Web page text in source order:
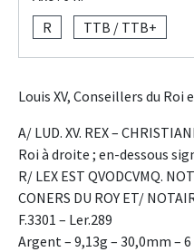
R
TTB / TTB+
Louis XV, Conseillers du Roi
A/ LUD. XV. REX –
Roi à droite ; en-dessous
R/ LEX EST QVODCVMQ.
CONERS DU ROY ET/
F.3301 – Ler.289
Argent – 9,13g – 30,0mm – 6